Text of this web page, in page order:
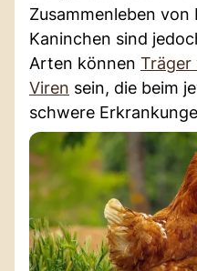
Zusammenleben von
Kaninchen sind
Arten können Träger
Viren sein, die beim
schwere